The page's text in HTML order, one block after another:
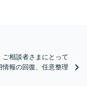
ご相談者さまにとって
報の回復、任意整理